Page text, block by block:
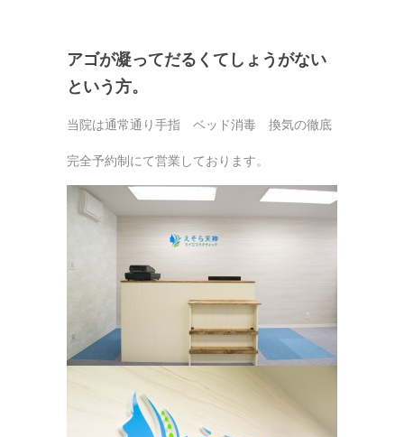
アゴが凝ってだるくてしょうがない
という方。
当院は通常通り手指 ベッド消毒 換気の徹底
完全予約制にて営業しております。